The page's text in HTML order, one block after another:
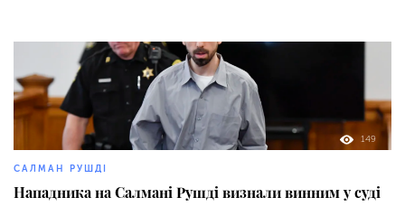
149
САЛМАН РУШДІ
Нападника на Салмані Рушді визнали винним у суді